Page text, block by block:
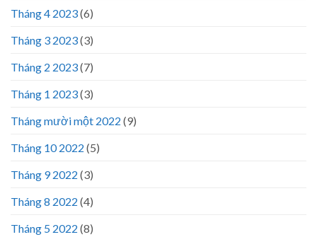
Tháng 4 2023(6)
Tháng 3 2023(3)
Tháng 2 2023(7)
Tháng 1 2023(3)
Tháng mười một 2022 (9)
Tháng 10 2022 (5)
Tháng 9 2022 (3)
Tháng 8 2022 (4)
Tháng 5 2022 (8)